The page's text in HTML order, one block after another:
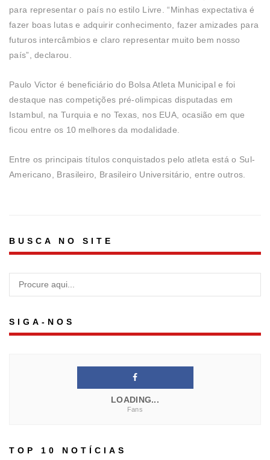
para representar o país no estilo Livre. “Minhas expectativa é
fazer boas lutas e adquirir conhecimento, fazer amizades para
futuros intercâmbios e claro representar muito bem nosso
país”, declarou.
Paulo Victor é beneficiário do Bolsa Atleta Municipal e foi
destaque nas competições pré-olimpicas disputadas em
Istambul, na Turquia e no Texas, nos EUA, ocasião em que
ficou entre os 10 melhores da modalidade.
Entre os principais títulos conquistados pelo atleta está o Sul-
Americano, Brasileiro, Brasileiro Universitário, entre outros.
BUSCA NO SITE
SIGA-NOS
LOADING...
Fans
TOP 10 NOTÍCIAS